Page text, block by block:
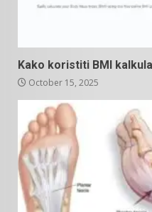
Kako koristiti BMI
October 15, 2025